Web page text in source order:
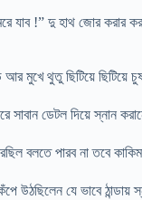
যাব !” দু হাথ জোর করার
আর মুখে থুতু ছিটিয়ে
ডেটল দিয়ে স্নান
বলতে পারব না তবে
উঠছিলেন যে ভাবে ঠান্ডায়